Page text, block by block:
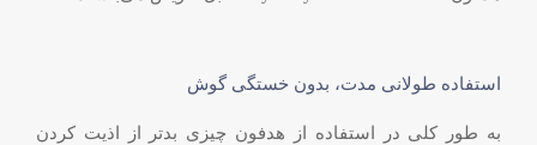
استفاده طولانی مدت، بدون خستگی گوش
به طور کلی در استفاده از هدفون چیزی بدتر از اذیت کردن